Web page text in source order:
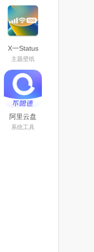
X一Status
app官方安
卓最新版本
下载安装
主题壁纸
阿里云盘
app官方下
载2025最新
系统工具